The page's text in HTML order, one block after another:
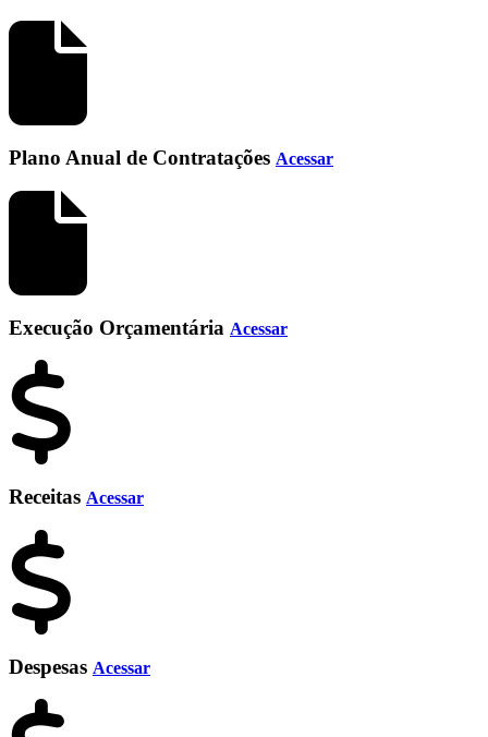
Plano Anual de Contratações Acessar
Execução Orçamentária Acessar
Receitas Acessar
Despesas Acessar